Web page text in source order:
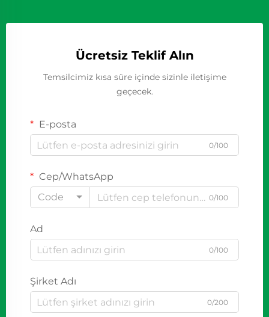
Ücretsiz Teklif Alın
Temsilcimiz kısa süre içinde sizinle iletişime
geçecek.
E-posta
0/100
Cep/WhatsApp
Code
0/100
Ad
0/100
Şirket Adı
0/200